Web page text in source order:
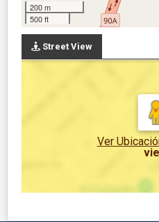
200 m
500 ft
Street View
Ver